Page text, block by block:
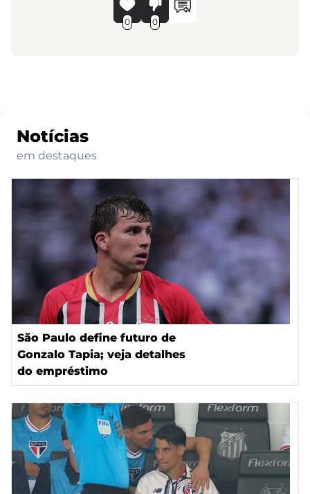
0 0
Notícias
em destaques
São Paulo define futuro de
Gonzalo Tapia; veja detalhes
do empréstimo